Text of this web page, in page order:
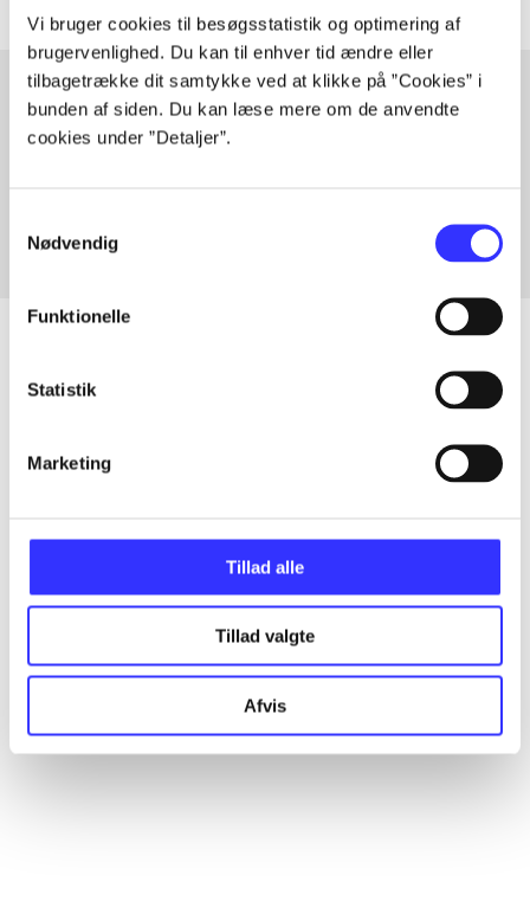
Vi bruger cookies til besøgsstatistik og optimering af
brugervenlighed. Du kan til enhver tid ændre eller
tilbagetrække dit samtykke ved at klikke på ”Cookies” i
bunden af siden. Du kan læse mere om de anvendte
cookies under ”Detaljer”.
Nødvendig
Funktionelle
Statistik
Marketing
Tillad alle
Tillad valgte
Afvis
Artikler med samme emner
...
...